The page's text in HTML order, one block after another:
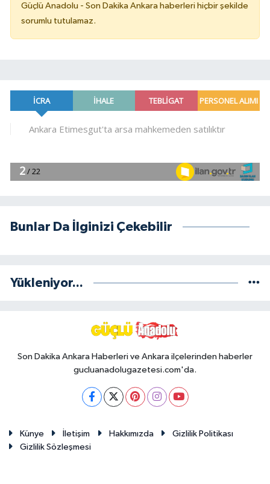
Güçlü Anadolu - Son Dakika Ankara haberleri hiçbir şekilde
sorumlu tutulamaz.
Bunlar Da İlginizi Çekebilir
Yükleniyor...
Son Dakika Ankara Haberleri ve Ankara ilçelerinden haberler
gucluanadolugazetesi.com'da.
Künye İletişim Hakkımızda
Gizlilik Politikası
Gizlilik Sözleşmesi